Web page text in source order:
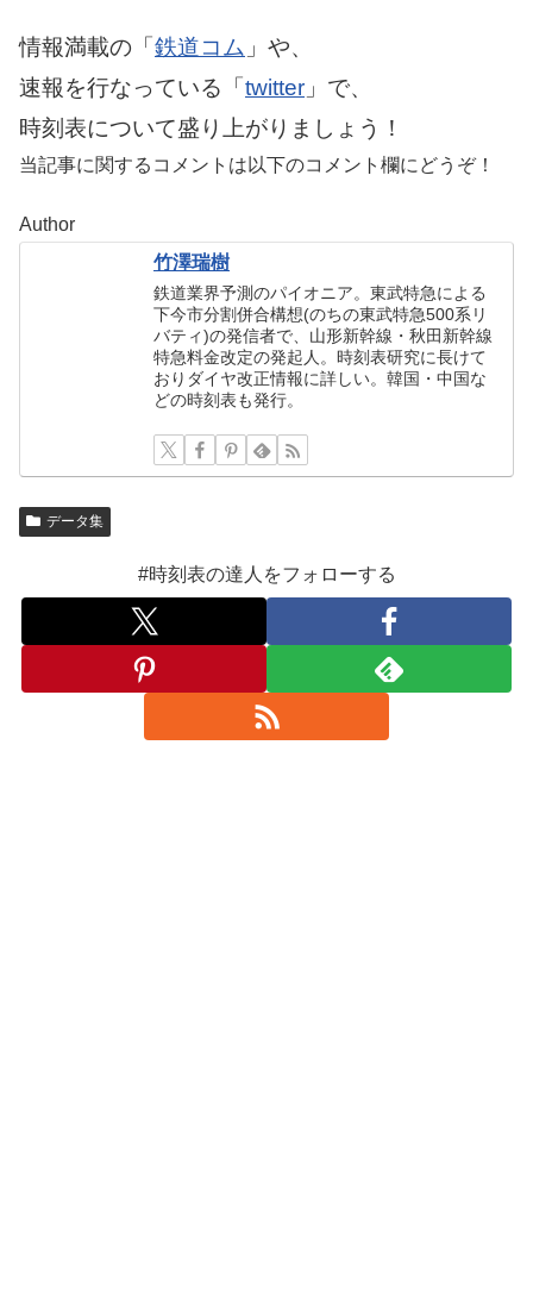
情報満載の「鉄道コム 」や、
速報を行なっている「twitter 」で、
時刻表について盛り上がりましょう！
当記事に関するコメントは以下のコメント欄にどうぞ！
Author
竹澤瑞樹
鉄道業界予測のパイオニア。東武特急による
下今市分割併合構想(のちの東武特急500系リ
バティ)の発信者で、山形新幹線・秋田新幹線
特急料金改定の発起人。時刻表研究に長けて
おりダイヤ改正情報に詳しい。韓国・中国な
どの時刻表も発行。
データ集
#時刻表の達人をフォローする